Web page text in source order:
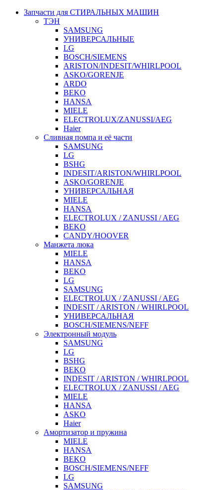
Запчасти для СТИРАЛЬНЫХ МАШИН
ТЭН
SAMSUNG
УНИВЕРСАЛЬНЫЕ
LG
BOSCH/SIEMENS
ARISTON/INDESIT/WHIRLPOOL
ASKO/GORENJE
ARDO
BEKO
HANSA
MIELE
ELECTROLUX/ZANUSSI/AEG
Haier
Сливная помпа и её части
SAMSUNG
LG
BSHG
INDESIT/ARISTON/WHIRLPOOL
ASKO/GORENJE
УНИВЕРСАЛЬНАЯ
MIELE
HANSA
ELECTROLUX / ZANUSSI / AEG
BEKO
CANDY/HOOVER
Манжета люка
MIELE
HANSA
BEKO
LG
SAMSUNG
ELECTROLUX / ZANUSSI / AEG
INDESIT / ARISTON / WHIRLPOOL
УНИВЕРСАЛЬНАЯ
BOSCH/SIEMENS/NEFF
Электронный модуль
SAMSUNG
LG
BSHG
BEKO
INDESIT / ARISTON / WHIRLPOOL
ELECTROLUX / ZANUSSI / AEG
MIELE
HANSA
ASKO
Haier
Амортизатор и пружина
MIELE
HANSA
BEKO
BOSCH/SIEMENS/NEFF
LG
SAMSUNG